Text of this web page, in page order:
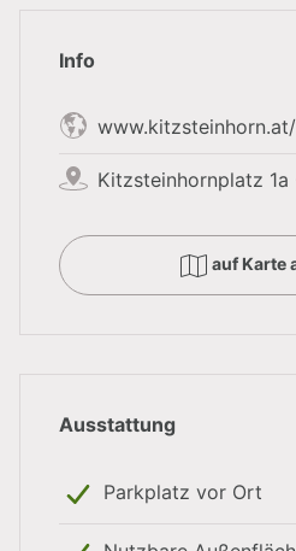
Ganzjährig geöffnetes
Gletscherskigebiet von
Info
www.kitzsteinhorn.at/
Kitzsteinhornplatz 1a
auf Karte
Ausstattung
Parkplatz vor Ort